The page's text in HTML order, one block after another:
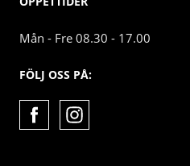
Mån - Fre 08.30 - 17.00
FÖLJ OSS PÅ: